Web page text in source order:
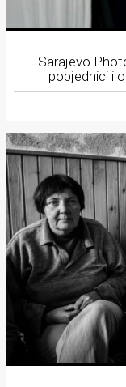
Sarajevo
pobjednici i